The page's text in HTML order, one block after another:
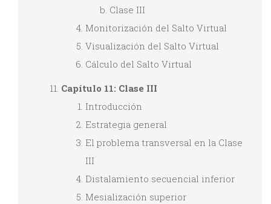
Clase III
Monitorización del Salto Virtual
Visualización del Salto Virtual
Cálculo del Salto Virtual
Capítulo 11: Clase III
Introducción
Estrategia general
El problema transversal en la Clase
III
Distalamiento secuencial inferior
Mesialización superior